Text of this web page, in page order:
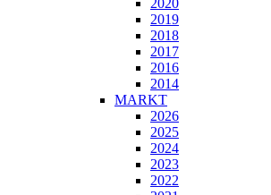
2020
2019
2018
2017
2016
2014
MARKT
2026
2025
2024
2023
2022